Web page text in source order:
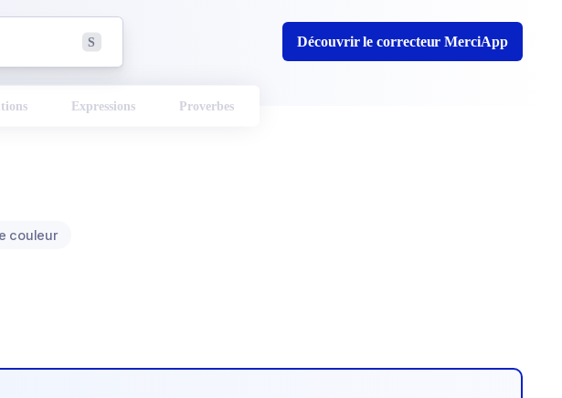
S Découvrir le correcteur MerciApp
Expressions Proverbes
couleur